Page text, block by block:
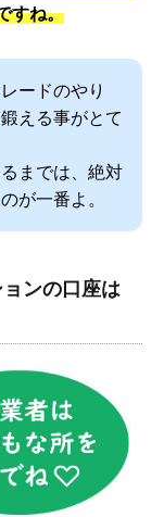
すね。
ードのやり
える事がとて
までは、絶対
が一番よ。
ンの口座は